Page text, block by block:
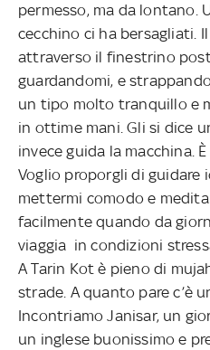
permesso, ma da lontano.
cecchino ci ha bersagliati.
attraverso il finestrino
guardandomi, e
un tipo molto tranquillo e
in ottime mani. Gli si dice
invece guida la macchina.
Voglio proporgli di guidare
mettermi comodo e
facilmente quando da
viaggia in condizioni
A Tarin Kot è pieno di
strade. A quanto pare c’è
Incontriamo Janisar, un
un inglese buonissimo e